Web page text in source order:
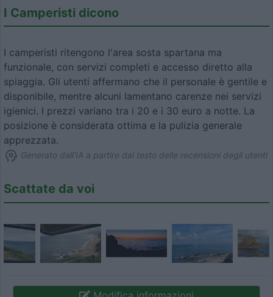
I Camperisti dicono
I camperisti ritengono l'area sosta spartana ma
funzionale, con servizi completi e accesso diretto alla
spiaggia. Gli utenti affermano che il personale è gentile e
disponibile, mentre alcuni lamentano carenze nei servizi
igienici. I prezzi variano tra i 20 e i 30 euro a notte. La
posizione è considerata ottima e la pulizia generale
apprezzata.
Generato dall'IA a partire dal testo delle recensioni degli utenti
Scattate da voi